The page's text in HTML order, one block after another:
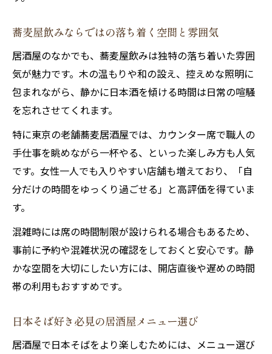
蕎麦屋飲みならではの落ち着く空間と雰囲気
居酒屋のなかでも、蕎麦屋飲みは独特の落ち着いた雰囲
気が魅力です。木の温もりや和の設え、控えめな照明に
包まれながら、静かに日本酒を傾ける時間は日常の喧騒
を忘れさせてくれます。
特に東京の老舗蕎麦居酒屋では、カウンター席で職人の
手仕事を眺めながら一杯やる、といった楽しみ方も人気
です。女性一人でも入りやすい店舗も増えており、「自
分だけの時間をゆっくり過ごせる」と高評価を得ていま
す。
混雑時には席の時間制限が設けられる場合もあるため、
事前に予約や混雑状況の確認をしておくと安心です。静
かな空間を大切にしたい方には、開店直後や遅めの時間
帯の利用もおすすめです。
日本そば好き必見の居酒屋メニュー選び
居酒屋で日本そばをより楽しむためには、メニュー選び